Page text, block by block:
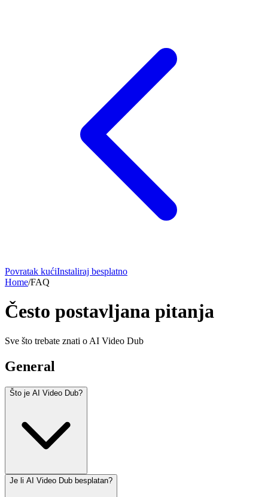
Povratak kućiInstaliraj besplatno
Home/FAQ
Često postavljana pitanja
Sve što trebate znati o AI Video Dub
General
Što je AI Video Dub?
Je li AI Video Dub besplatan?